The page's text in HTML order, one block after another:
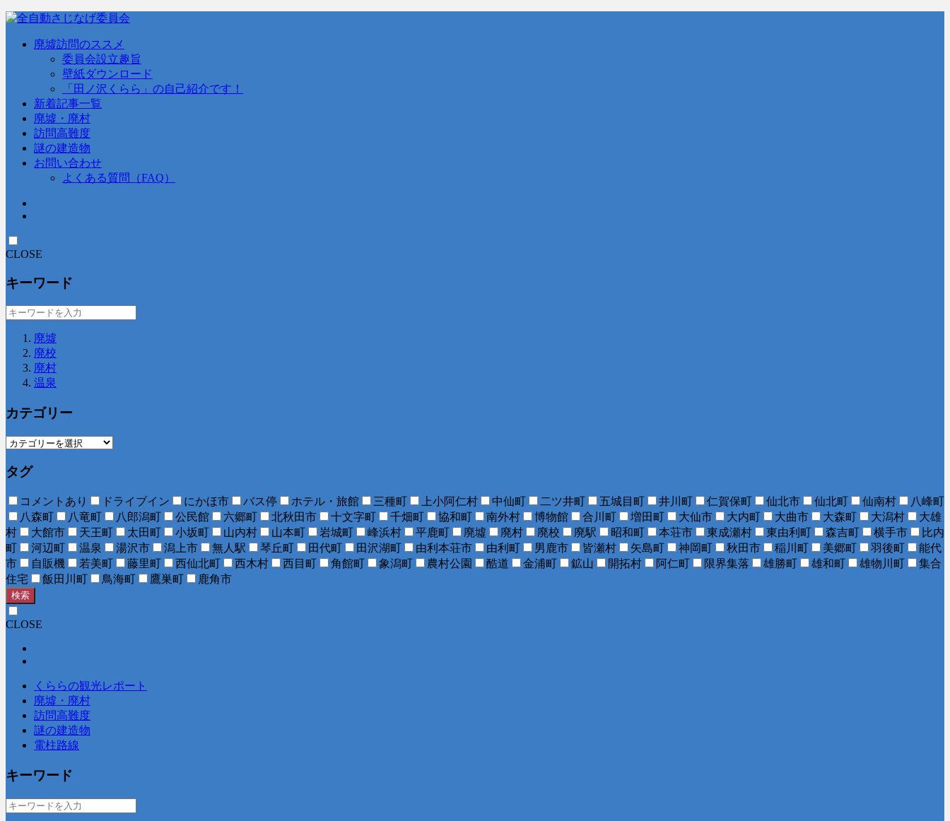
廃墟訪問のススメ
委員会設立趣旨
壁紙ダウンロード
「田ノ沢くらら」の自己紹介です！
新着記事一覧
廃墟・廃村
訪問高難度
謎の建造物
お問い合わせ
よくある質問（FAQ）
CLOSE
キーワード
廃墟
廃校
廃村
温泉
カテゴリー
タグ
コメントあり ドライブイン にかほ市 バス停 ホテル・旅館 三種町 上小阿仁村 中仙町 二ツ井町 五城目町 井川町 仁賀保町 仙北市 仙北町 仙南村
八峰町
八森町
八竜町 八郎潟町 公民館 六郷町 北秋田市 十文字町 千畑町 協和町 南外村 博物館 合川町 増田町 大仙市 大内町 大曲市 大森町 大潟村
大雄
村
大館市 天王町 太田町 小坂町 山内村 山本町 岩城町 峰浜村 平鹿町 廃墟 廃村 廃校 廃駅 昭和町 本荘市 東成瀬村 東由利町 森吉町 横手市
比内
町
河辺町 温泉 湯沢市 潟上市 無人駅 琴丘町 田代町 田沢湖町 由利本荘市 由利町 男鹿市 皆瀬村 矢島町 神岡町 秋田市 稲川町 美郷町 羽後町
能代
市
自販機 若美町 藤里町 西仙北町 西木村 西目町 角館町 象潟町 農村公園 酷道 金浦町 鉱山 開拓村 阿仁町 限界集落 雄勝町 雄和町 雄物川町
集合
住宅
飯田川町 鳥海町 鷹巣町 鹿角市
検索
CLOSE
くららの観光レポート
廃墟・廃村
訪問高難度
謎の建造物
電柱路線
キーワード